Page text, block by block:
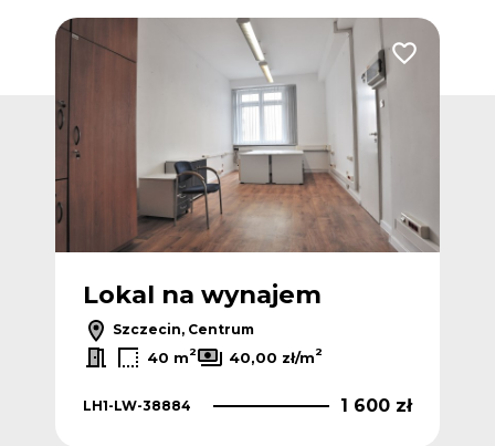
Dodaj do ulubionych Dodaj do
Lokal na wynajem
Szczecin, Centrum
40 m2 40,00 zł/m2
LH1-LW-38884 1 600 zł